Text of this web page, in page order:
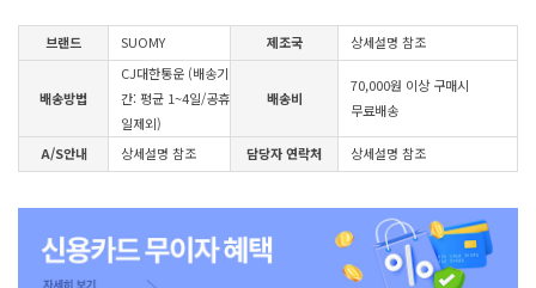
브랜드 SUOMY 제조국 상세설명 참조
배송방법
CJ대한통운 (배송기
간: 평균 1~4일/공휴
일제외)
배송비
70,000원 이상 구매시
무료배송
A/S안내 상세설명 참조 담당자 연락처 상세설명 참조